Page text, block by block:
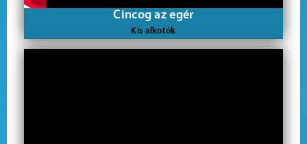
Cincog az egér
Kis alkotók